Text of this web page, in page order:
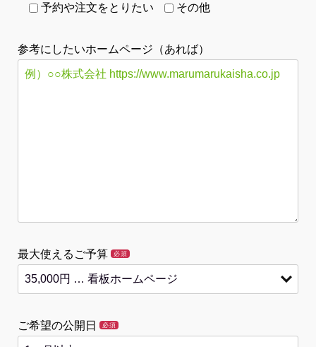
予約や注文をとりたい
その他
参考にしたいホームページ（あれば）
最大使えるご予算 必須
ご希望の公開日 必須